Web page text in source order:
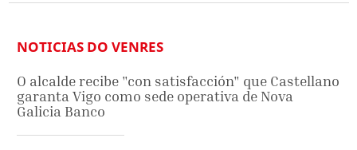
NOTICIAS DO VENRES
O alcalde recibe "con satisfacción" que Castellano
garanta Vigo como sede operativa de Nova
Galicia Banco